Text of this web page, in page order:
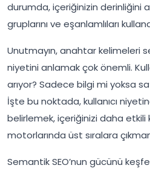
durumda, içeriğinizin derinliğini
gruplarını ve eşanlamlıları
Unutmayın, anahtar kelimeleri
niyetini anlamak çok önemli.
arıyor? Sadece bilgi mi yoksa
İşte bu noktada, kullanıcı
belirlemek, içeriğinizi daha etkili
motorlarında üst sıralara
Semantik SEO’nun gücünü